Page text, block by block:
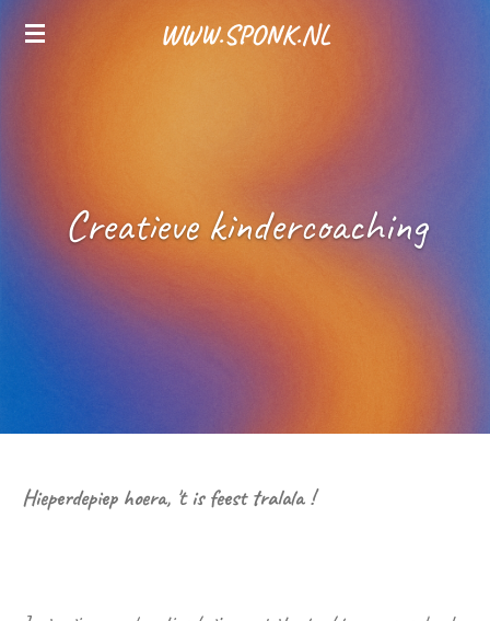
Ga
WWW.SPONK.NL
Creatieve kindercoaching
Hieperdepiep hoera, 't is feest tralala !